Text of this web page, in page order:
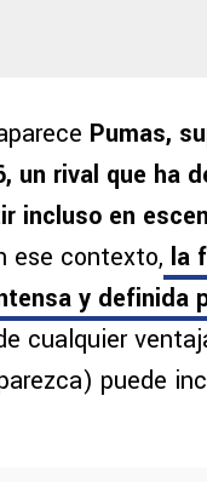
Pumas,
un rival que ha
incluso en
ese contexto, la
y definida
cualquier
puede